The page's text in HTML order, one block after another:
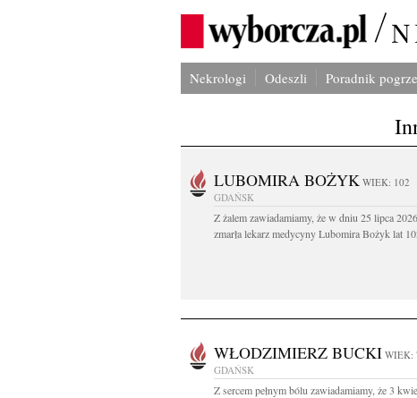
Nekrologi Odeszli Poradnik
LUBOMIRA BOŻYK WIEK: 102
GDAŃSK
Z żalem zawiadamiamy, że w dniu 25 lipca
zmarła lekarz medycyny Lubomira Bożyk lat
WŁODZIMIERZ BUCKI WIEK:
GDAŃSK
Z sercem pełnym bólu zawiadamiamy, że 3